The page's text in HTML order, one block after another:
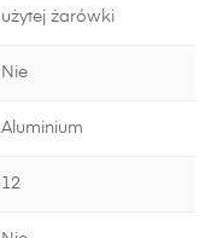
użytej żarówki
Nie
Aluminium
12